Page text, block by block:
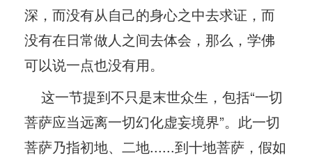
深，而没有从自己的身心之中去求证，而
没有在日常做人之间去体会，那么，学佛
可以说一点也没有用。
这一节提到不只是末世众生，包括“一切
菩萨应当远离一切幻化虚妄境界”。此一切
菩萨乃指初地、二地......到十地菩萨，假如